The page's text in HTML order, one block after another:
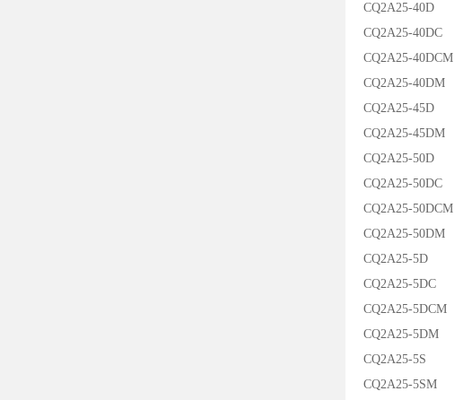
CQ2A25-40D
CQ2A25-40DC
CQ2A25-40DCM
CQ2A25-40DM
CQ2A25-45D
CQ2A25-45DM
CQ2A25-50D
CQ2A25-50DC
CQ2A25-50DCM
CQ2A25-50DM
CQ2A25-5D
CQ2A25-5DC
CQ2A25-5DCM
CQ2A25-5DM
CQ2A25-5S
CQ2A25-5SM